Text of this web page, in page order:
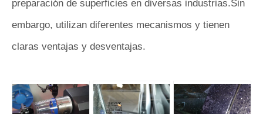
preparación de superficies en diversas industrias.Sin
embargo, utilizan diferentes mecanismos y tienen
claras ventajas y desventajas.